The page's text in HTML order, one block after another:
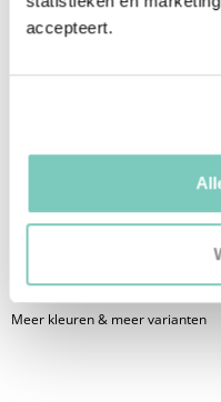
accepteert.
2.572,00
Meer kleuren & meer varianten